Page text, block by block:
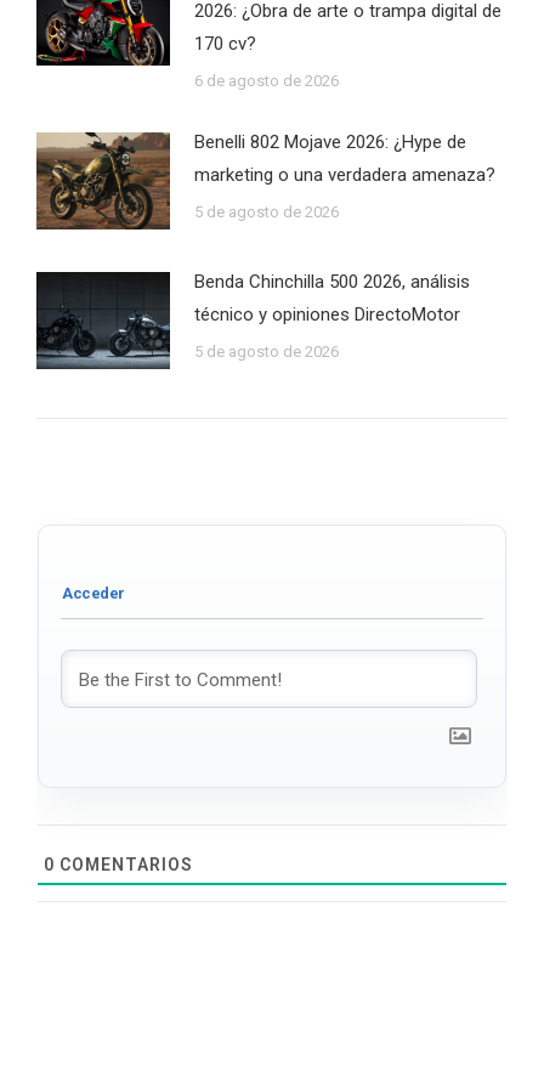
2026: ¿Obra de arte o trampa digital de
170 cv?
6 de agosto de 2026
Benelli 802 Mojave 2026: ¿Hype de
marketing o una verdadera amenaza?
5 de agosto de 2026
Benda Chinchilla 500 2026, análisis
técnico y opiniones DirectoMotor
5 de agosto de 2026
0 COMENTARIOS